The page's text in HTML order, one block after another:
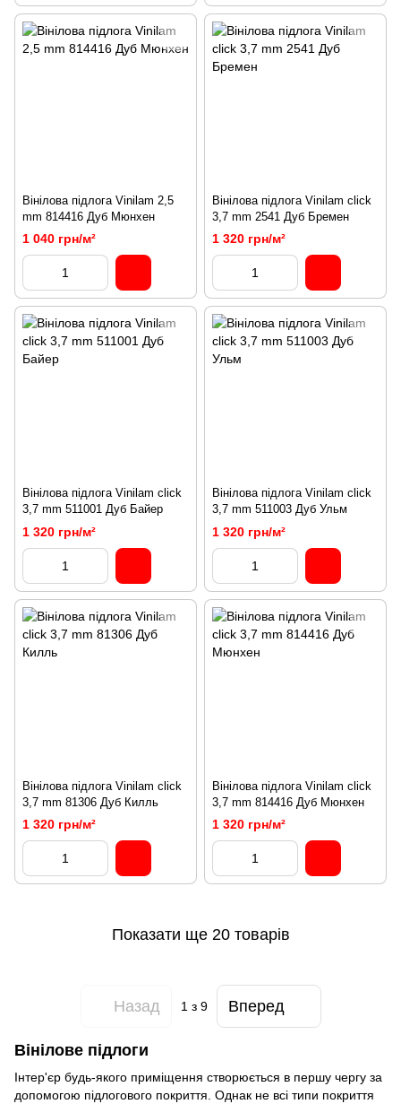
Вінілова підлога Vinilam 2,5
mm 814416 Дуб Мюнхен
1 040 грн/м²
Вінілова підлога Vinilam click
3,7 mm 2541 Дуб Бремен
1 320 грн/м²
Вінілова підлога Vinilam click
3,7 mm 511001 Дуб Байер
1 320 грн/м²
Вінілова підлога Vinilam click
3,7 mm 511003 Дуб Ульм
1 320 грн/м²
Вінілова підлога Vinilam click
3,7 mm 81306 Дуб Килль
1 320 грн/м²
Вінілова підлога Vinilam click
3,7 mm 814416 Дуб Мюнхен
1 320 грн/м²
Показати ще 20 товарів
Назад 1 з 9 Вперед
Вінілове підлоги
Інтер'єр будь-якого приміщення створюється в першу чергу за
допомогою підлогового покриття. Однак не всі типи покриття